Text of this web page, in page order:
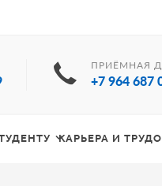
ПРИЁМНАЯ
+7 964 687
КАРЬЕРА И